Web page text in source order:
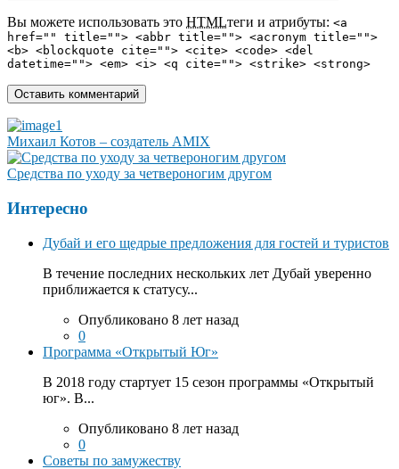
Вы можете использовать это HTMLтеги и атрибуты: <a
href="" title=""> <abbr title=""> <acronym title="">
<b> <blockquote cite=""> <cite> <code> <del
datetime=""> <em> <i> <q cite=""> <strike> <strong>
Михаил Котов – создатель AMIX
Средства по уходу за четвероногим другом
Интересно
Дубай и его щедрые предложения для гостей и туристов
В течение последних нескольких лет Дубай уверенно
приближается к статусу...
Опубликовано 8 лет назад
0
Программа «Открытый Юг»
В 2018 году стартует 15 сезон программы «Открытый
юг». В...
Опубликовано 8 лет назад
0
Советы по замужеству